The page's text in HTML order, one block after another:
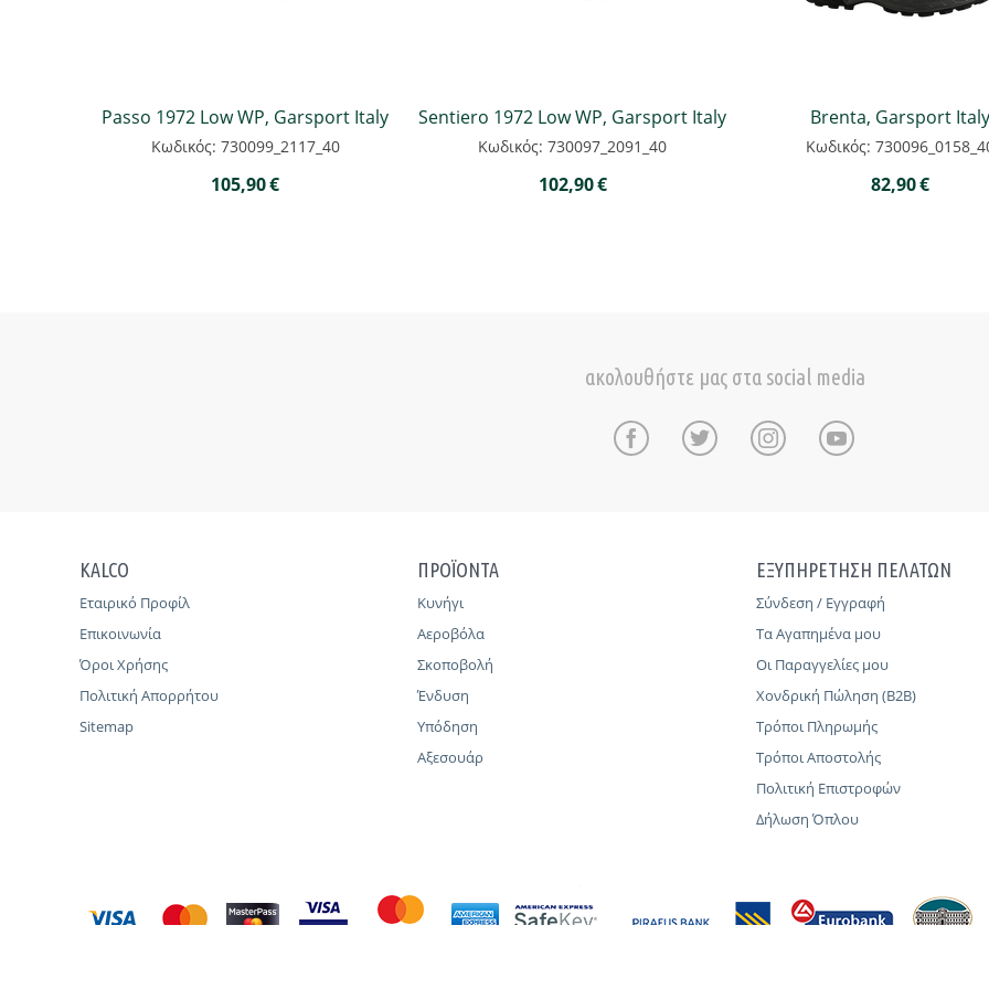
Passo 1972 Low WP, Garsport Italy
Κωδικός: 730099_2117_40
105,90€
Sentiero 1972 Low WP, Garsport Italy
Κωδικός: 730097_2091_40
102,90€
Brenta, Garsport Italy
Κωδικός:
82,90€
ακολουθήστε μας στα social media
KALCO
Εταιρικό Προφίλ
Επικοινωνία
Όροι Χρήσης
Πολιτική Απορρήτου
Sitemap
ΠΡΟΪΟΝΤΑ
Κυνήγι
Αεροβόλα
Σκοποβολή
Ένδυση
Υπόδηση
Αξεσουάρ
ΕΞΥΠΗΡΕΤΗΣΗ ΠΕΛΑΤΩΝ
Σύνδεση / Εγγραφή
Τα Αγαπημένα μου
Οι Παραγγελίες μου
Χονδρική Πώληση (B2B)
Τρόποι Πληρωμής
Τρόποι Αποστολής
Πολιτική Επιστροφών
Δήλωση Όπλου